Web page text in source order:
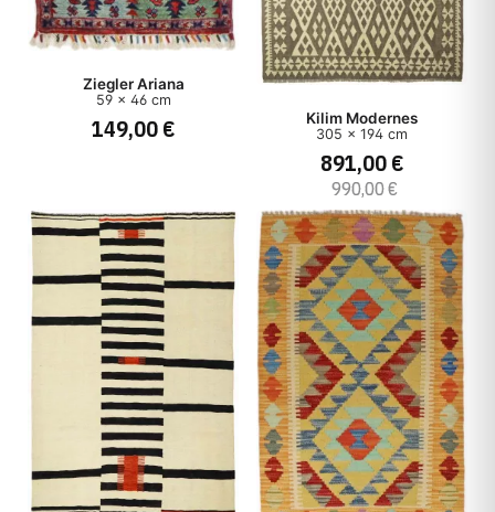
Ziegler Ariana
59 x 46 cm
149,00 € Kilim Modernes
305 x 194 cm
891,00 €
990,00 €